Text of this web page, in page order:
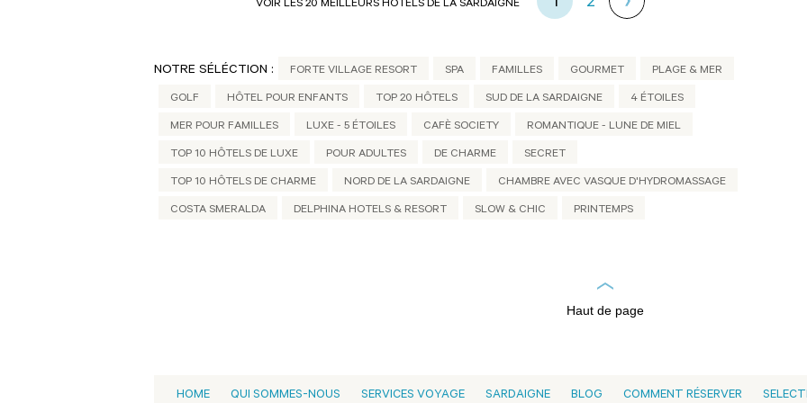
VOIR LES 20 MEILLEURS HÔTELS DE LA SARDAIGNE 1 2
NOTRE SÉLÉCTION : FORTE VILLAGE RESORT SPA FAMILLES GOURMET PLAGE & MER
GOLF HÔTEL POUR ENFANTS TOP 20 HÔTELS SUD DE LA SARDAIGNE 4 ÉTOILES
MER POUR FAMILLES LUXE - 5 ÉTOILES CAFÈ SOCIETY ROMANTIQUE - LUNE DE MIEL
TOP 10 HÔTELS DE LUXE POUR ADULTES DE CHARME SECRET
TOP 10 HÔTELS DE CHARME NORD DE LA SARDAIGNE CHAMBRE AVEC VASQUE D'HYDROMASSAGE
COSTA SMERALDA DELPHINA HOTELS & RESORT SLOW & CHIC PRINTEMPS
Haut de page
HOME QUI SOMMES-NOUS SERVICES VOYAGE SARDAIGNE BLOG COMMENT RÉSERVER